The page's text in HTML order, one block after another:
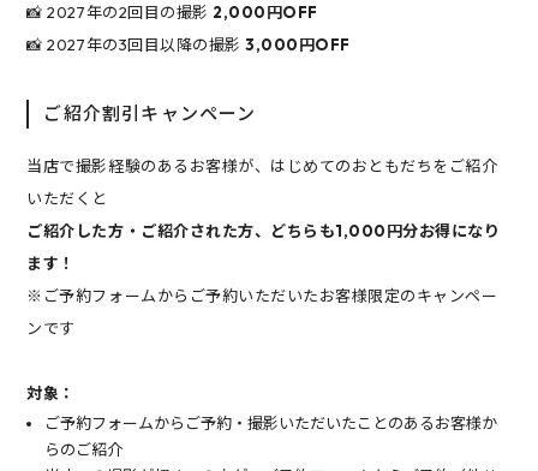
📸 2027年の2回目の撮影 2,000円OFF
📸 2027年の3回目以降の撮影3,000円OFF
ご紹介割引キャンペーン
当店で撮影経験のあるお客様が、はじめてのおともだちをご紹介
いただくと
ご紹介した方・ご紹介された方、どちらも1,000円分お得になり
ます！
※ご予約フォームからご予約いただいたお客様限定のキャンペー
ンです
対象：
ご予約フォームからご予約・撮影いただいたことのあるお客様か
らのご紹介